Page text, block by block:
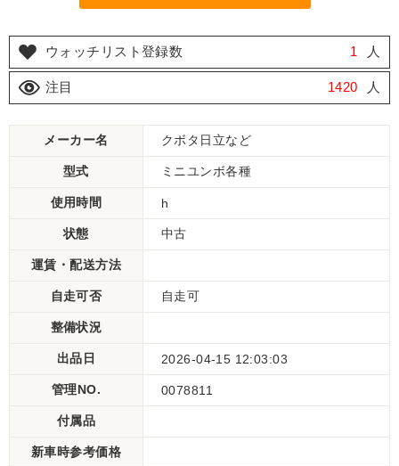
ウォッチリスト登録数 1 人
注目 1420 人
メーカー名 クボタ日立など
型式 ミニユンボ各種
使用時間 h
状態 中古
運賃・配送方法
自走可否 自走可
整備状況
出品日 2026-04-15 12:03:03
管理NO. 0078811
付属品
新車時参考価格